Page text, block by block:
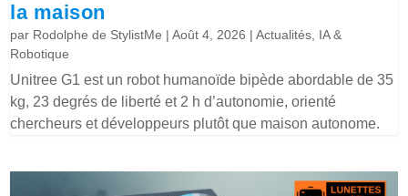
la maison
par Rodolphe de StylistMe |Août 4, 2026 |Actualités IA &
Robotique
Unitree G1 est un robot humanoïde bipède abordable de 35
kg, 23 degrés de liberté et 2 h d’autonomie, orienté
chercheurs et développeurs plutôt que maison autonome.